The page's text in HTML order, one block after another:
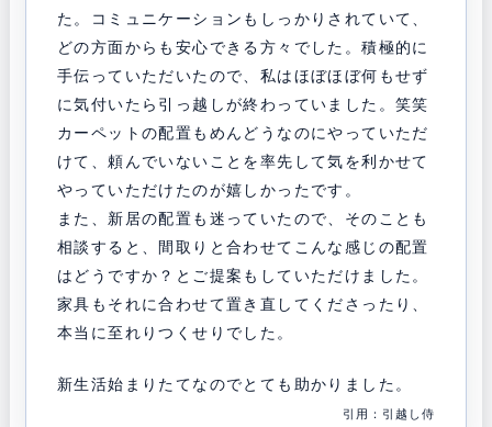
た。コミュニケーションもしっかりされていて、
どの方面からも安心できる方々でした。積極的に
手伝っていただいたので、私はほぼほぼ何もせず
に気付いたら引っ越しが終わっていました。笑笑
カーペットの配置もめんどうなのにやっていただ
けて、頼んでいないことを率先して気を利かせて
やっていただけたのが嬉しかったです。
また、新居の配置も迷っていたので、そのことも
相談すると、間取りと合わせてこんな感じの配置
はどうですか？とご提案もしていただけました。
家具もそれに合わせて置き直してくださったり、
本当に至れりつくせりでした。
新生活始まりたてなのでとても助かりました。
引用：引越し侍